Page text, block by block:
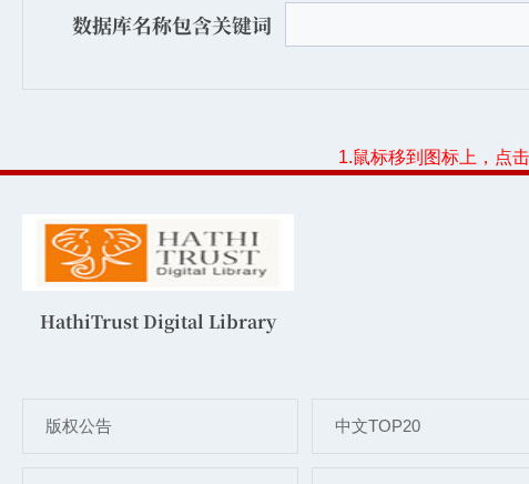
数据库名称包含关键词
1.鼠标移到图标上，点
HathiTrust Digital Library
版权公告 中文TOP20